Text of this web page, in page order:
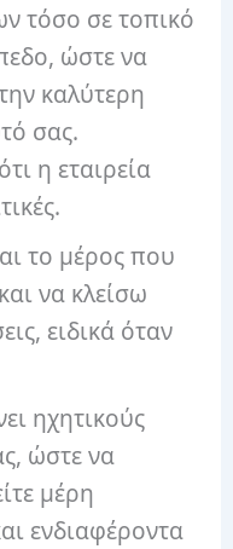
τόσο σε τοπικό
ώστε να
καλύτερη
σας.
η εταιρεία
το μέρος που
να κλείσω
ειδικά όταν
ηχητικούς
ώστε να
μέρη
ενδιαφέροντα